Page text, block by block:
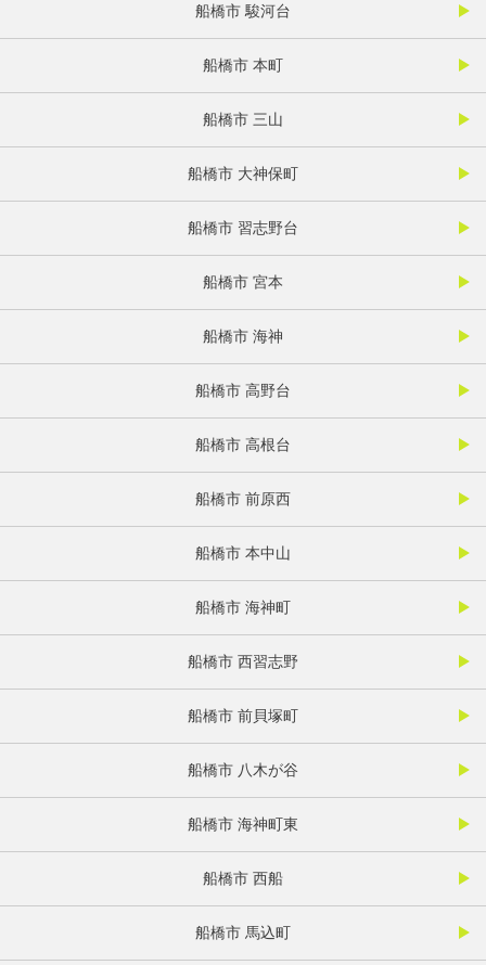
船橋市 駿河台
船橋市 本町
船橋市 三山
船橋市 大神保町
船橋市 習志野台
船橋市 宮本
船橋市 海神
船橋市 高野台
船橋市 高根台
船橋市 前原西
船橋市 本中山
船橋市 海神町
船橋市 西習志野
船橋市 前貝塚町
船橋市 八木が谷
船橋市 海神町東
船橋市 西船
船橋市 馬込町